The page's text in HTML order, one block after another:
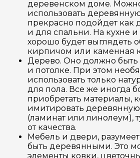
деревенском доме.
использовать
прекрасно подойдет как
и для спальни. На кухне
хорошо будет выглядеть
кирпичом или каменная
Дерево. Оно должно быть
и потолке. При этом
использовать только
для пола. Все же иногда
приобретать материалы,
имитировать деревянную
(ламинат или линолеум),
от качества.
Мебель и двери,
быть деревянными. Это
элементы ковки,